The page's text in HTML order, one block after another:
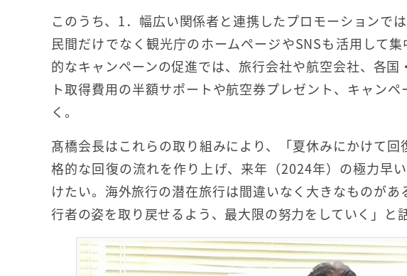
このうち、1．幅広い関係者と連携したプロモーションで
民間だけでなく観光庁のホームページやSNSも活用して
的なキャンペーンの促進では、旅行会社や航空会社、各
ト取得費用の半額サポートや航空券プレゼント、キャン
く。
髙橋会長はこれらの取り組みにより、「夏休みにかけて
格的な回復の流れを作り上げ、来年（2024年）の極力早
けたい。海外旅行の潜在旅行は間違いなく大きなものが
行者の姿を取り戻せるよう、最大限の努力をしていく」と